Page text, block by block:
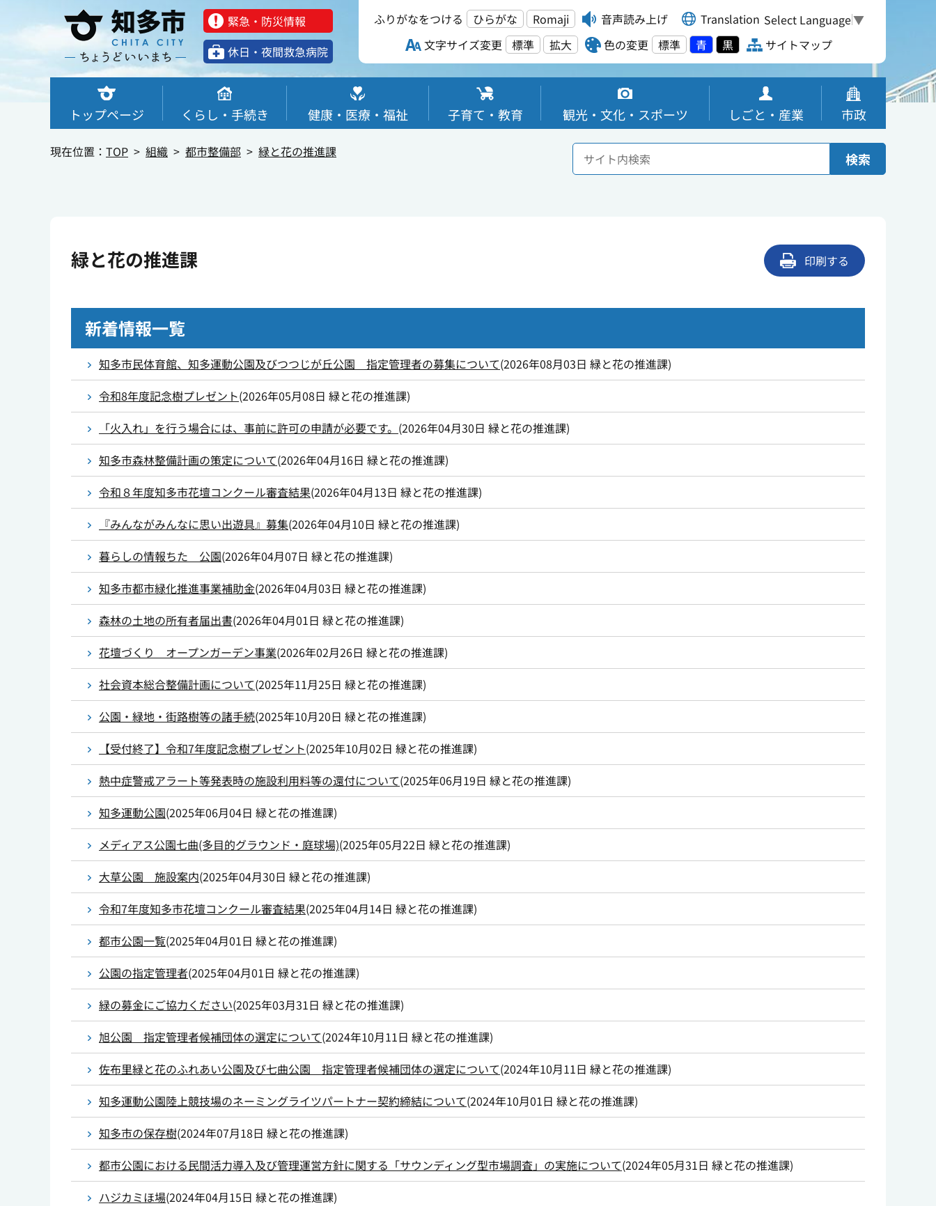
緊急・防災情報
休⽇・夜間救急病院
ふりがなをつける ひらがな Romaji 音声読み上げ Translation Select Language▼
文字サイズ変更
標準 拡大 色の変更 標準 青 黒 サイトマップ
トップページ くらし・手続き 健康・医療・福祉 子育て・教育 観光・文化・スポーツ しごと・産業 市政
現在位置： TOP 組織 都市整備部 緑と花の推進課 検索
緑と花の推進課 印刷する
新着情報一覧
知多市民体育館、知多運動公園及びつつじが丘公園 指定管理者の募集について(2026年08月03日 緑と花の推進課)
令和8年度記念樹プレゼント(2026年05月08日 緑と花の推進課)
「火入れ」を行う場合には、事前に許可の申請が必要です。 (2026年04月30日 緑と花の推進課)
知多市森林整備計画の策定について(2026年04月16日 緑と花の推進課)
令和８年度知多市花壇コンクール審査結果(2026年04月13日 緑と花の推進課)
『みんながみんなに思い出遊具』募集(2026年04月10日 緑と花の推進課)
暮らしの情報ちた 公園(2026年04月07日 緑と花の推進課)
知多市都市緑化推進事業補助金(2026年04月03日 緑と花の推進課)
森林の土地の所有者届出書(2026年04月01日 緑と花の推進課)
花壇づくり オープンガーデン事業(2026年02月26日 緑と花の推進課)
社会資本総合整備計画について(2025年11月25日 緑と花の推進課)
公園・緑地・街路樹等の諸手続(2025年10月20日 緑と花の推進課)
【受付終了】令和7年度記念樹プレゼント(2025年10月02日 緑と花の推進課)
熱中症警戒アラート等発表時の施設利用料等の還付について(2025年06月19日 緑と花の推進課)
知多運動公園(2025年06月04日 緑と花の推進課)
メディアス公園七曲(多目的グラウンド・庭球場)(2025年05月22日 緑と花の推進課)
大草公園 施設案内(2025年04月30日 緑と花の推進課)
令和7年度知多市花壇コンクール審査結果(2025年04月14日 緑と花の推進課)
都市公園一覧(2025年04月01日 緑と花の推進課)
公園の指定管理者(2025年04月01日 緑と花の推進課)
緑の募金にご協力ください(2025年03月31日 緑と花の推進課)
旭公園 指定管理者候補団体の選定について(2024年10月11日 緑と花の推進課)
佐布里緑と花のふれあい公園及び七曲公園 指定管理者候補団体の選定について(2024年10月11日 緑と花の推進課)
知多運動公園陸上競技場のネーミングライツパートナー契約締結について(2024年10月01日 緑と花の推進課)
知多市の保存樹(2024年07月18日 緑と花の推進課)
都市公園における民間活力導入及び管理運営方針に関する「サウンディング型市場調査」の実施について(2024年05月31日 緑と花の推進課)
ハジカミほ場(2024年04月15日 緑と花の推進課)